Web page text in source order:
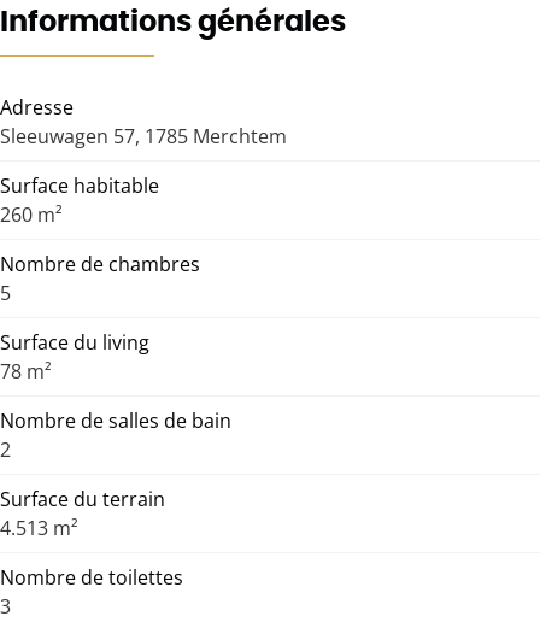
Informations générales
Adresse
Sleeuwagen 57, 1785 Merchtem
Surface habitable
260 m²
Nombre de chambres
5
Surface du living
78 m²
Nombre de salles de bain
2
Surface du terrain
4.513 m²
Nombre de toilettes
3